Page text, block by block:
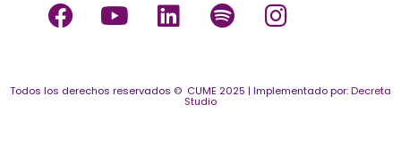
Todos los derechos reservados © CUME 2025 | Implementado por:Decreta
Studio